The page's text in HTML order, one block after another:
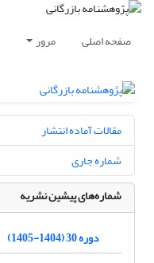
صفحه اصلی مرور
مقالات آماده انتشار
شماره جاری
شماره‌های پیشین نشریه
دوره 30 (1404-1405)